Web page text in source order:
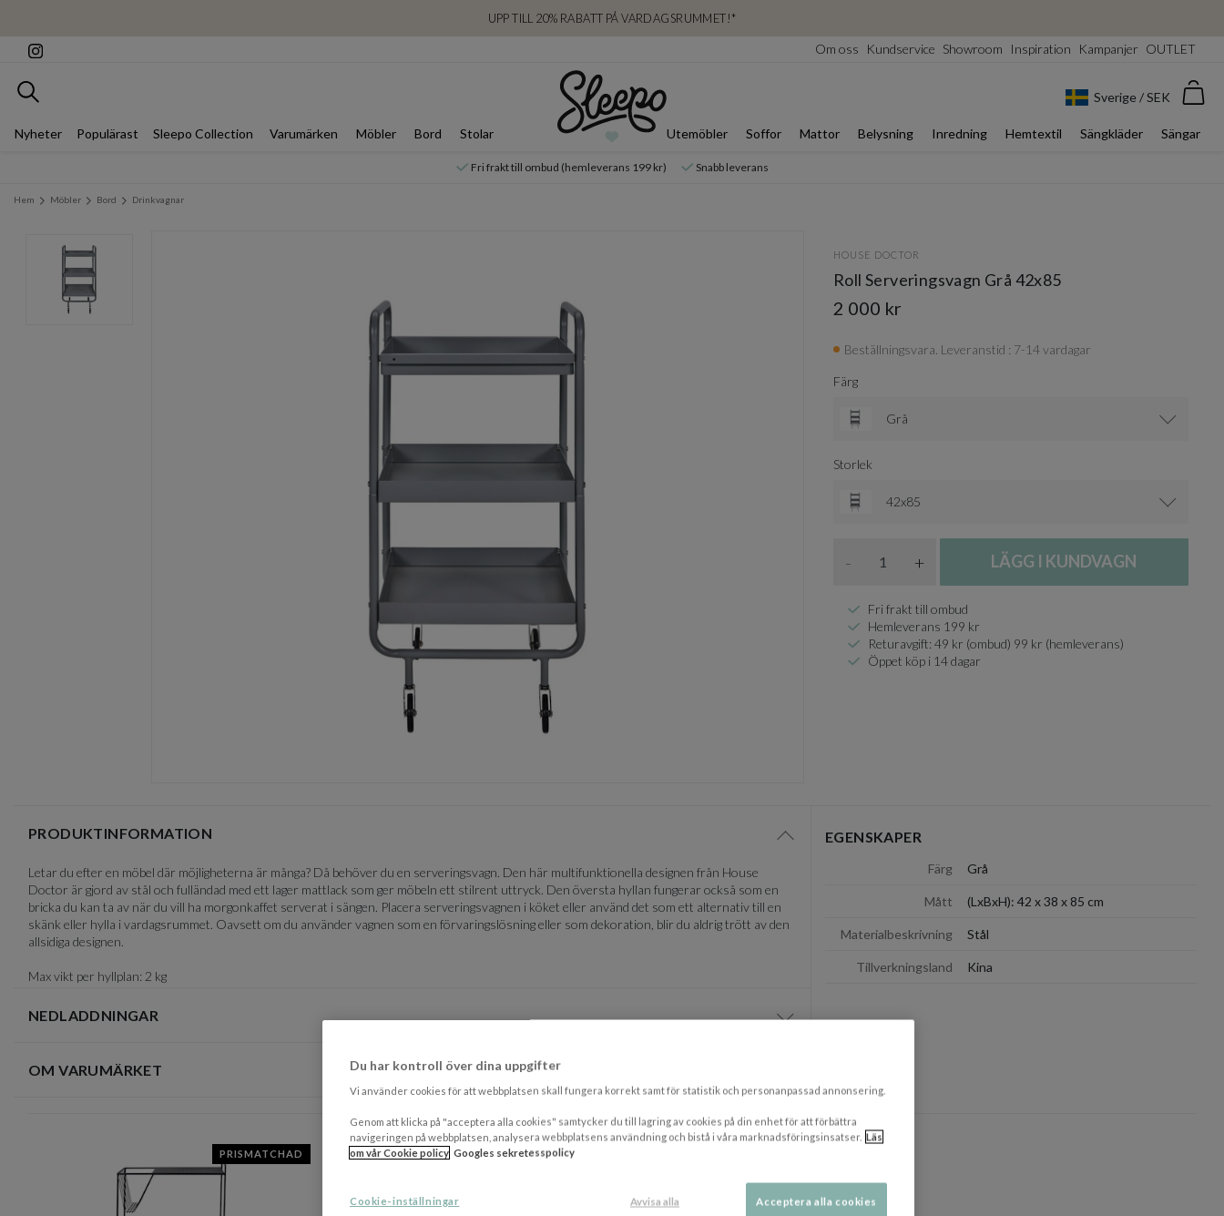
UPP TILL 20% RABATT PÅ VARDAGSRUMMET!*
Om oss Kundservice Showroom Inspiration Kampanjer OUTLET
Sök Sverige / SEK
Nyheter Populärast Sleepo Collection Varumärken Möbler Bord Stolar Utemöbler Soffor Mattor Belysning Inredning Hemtextil Sängkläder Sängar
Fri frakt till ombud (hemleverans 199 kr) Snabb leverans
Hem Möbler Bord Drinkvagnar
1
HOUSE DOCTOR
Roll Serveringsvagn Grå 42x85
2 000 kr
Beställningsvara. Leveranstid : 7-14 vardagar
Färg
Grå
Storlek
42x85
- + LÄGG I KUNDVAGN
Fri frakt till ombud
Hemleverans 199 kr
Returavgift: 49 kr (ombud) 99 kr (hemleverans)
Öppet köp i 14 dagar
PRODUKTINFORMATION
Visa/dölj
Letar du efter en möbel där möjligheterna är många? Då behöver du en serveringsvagn. Den här multifunktionella designen från House
Doctor är gjord av stål och fulländad med ett lager mattlack som ger möbeln ett stilrent uttryck. Den översta hyllan fungerar också som en
bricka du kan ta av när du vill ha morgonkaffet serverat i sängen. Placera serveringsvagnen i köket eller använd det som ett alternativ till en
skänk eller hylla i vardagsrummet. Oavsett om du använder vagnen som en förvaringslösning eller som dekoration, blir du aldrig trött av den
allsidiga designen.
Max vikt per hyllplan: 2 kg
NEDLADDNINGAR Visa/dölj
OM VARUMÄRKET
EGENSKAPER
Färg Grå
Mått (LxBxH): 42 x 38 x 85 cm
Materialbeskrivning Stål
Tillverkningsland Kina
DU KANSKE OCKSÅ GILLAR
PRISMATCHAD
Du har kontroll över dina uppgifter
Vi använder cookies för att webbplatsen skall fungera korrekt samt för statistik och personanpassad annonsering.
Genom att klicka på "acceptera alla cookies" samtycker du till lagring av cookies på din enhet för att förbättra
navigeringen på webbplatsen, analysera webbplatsens användning och bistå i våra marknadsföringsinsatser. Läs
om vår Cookie policy Googles sekretesspolicy
Cookie-inställningar Avvisa alla Acceptera alla cookies